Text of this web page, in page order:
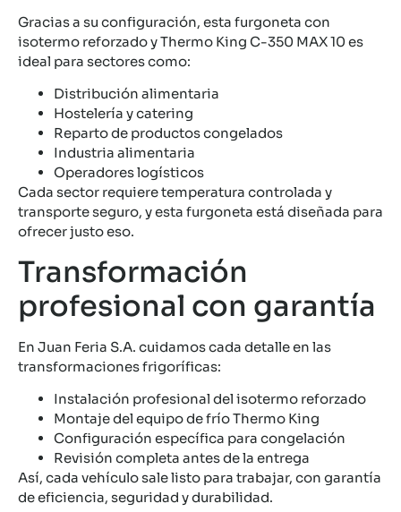
Gracias a su configuración, esta furgoneta con
isotermo reforzado y Thermo King C-350 MAX 10 es
ideal para sectores como:
Distribución alimentaria
Hostelería y catering
Reparto de productos congelados
Industria alimentaria
Operadores logísticos
Cada sector requiere temperatura controlada y
transporte seguro, y esta furgoneta está diseñada para
ofrecer justo eso.
Transformación
profesional con garantía
En Juan Feria S.A. cuidamos cada detalle en las
transformaciones frigoríficas:
Instalación profesional del isotermo reforzado
Montaje del equipo de frío Thermo King
Configuración específica para congelación
Revisión completa antes de la entrega
Así, cada vehículo sale listo para trabajar, con garantía
de eficiencia, seguridad y durabilidad.